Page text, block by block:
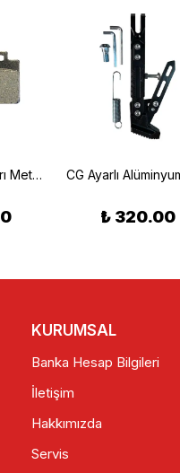
Vespa LX 150 Yarı Metalik Ön Fren Balatası (05/13) Braking 808SM1
₺ 320.00
KURUMSAL
Banka Hesap Bilgileri
İletişim
Hakkımızda
Servis